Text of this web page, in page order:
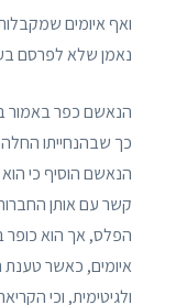
ואף איומים
נאמן שלא לפרסם
כך שבהנחייתו
הנאשם הוסיף כי
קשר עם אותן
הפלס, אך הוא כופר
איומים, כאשר
ולגיטימית, וכי